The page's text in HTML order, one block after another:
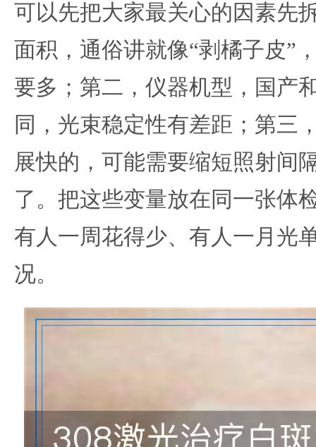
可以先把大家最关心的因素先
面积，通俗讲就像“剥橘子皮”
要多；第二，仪器机型，国产
同，光束稳定性有差距；第三
展快的，可能需要缩短照射间
了。把这些变量放在同一张体
有人一周花得少、有人一月光
况。